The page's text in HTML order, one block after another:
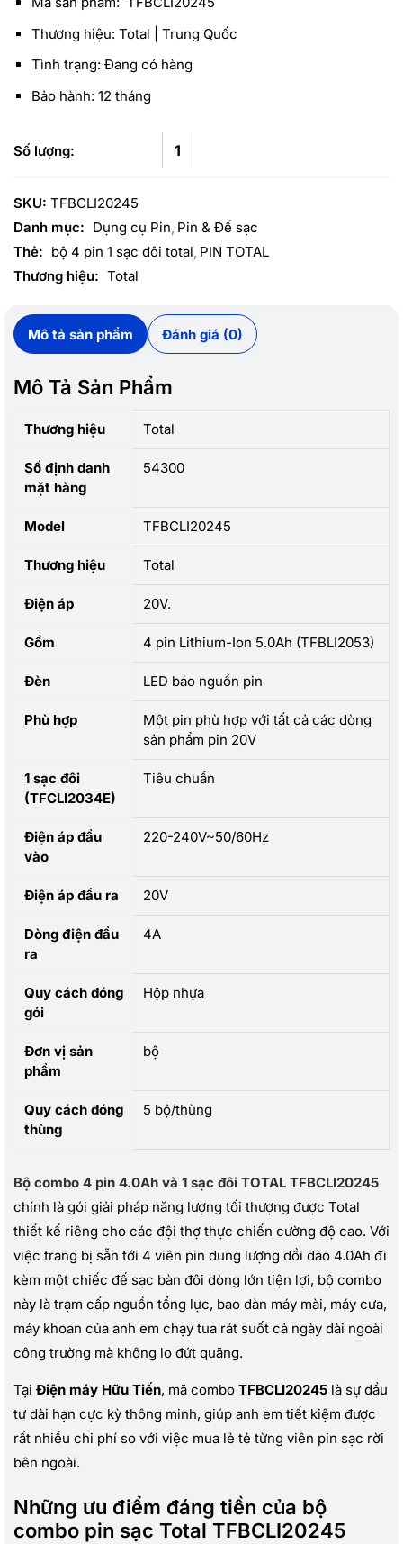
Thương hiệu: Total | Trung Quốc
Tình trạng: Đang có hàng
Bảo hành: 12 tháng
SKU: TFBCLI20245
Danh mục: Dụng cụ Pin Pin & Đế sạc
Thẻ: bộ 4 pin 1 sạc đôi total PIN TOTAL
Thương hiệu: Total
Mô tả sản phẩm Đánh giá (0)
Mô Tả Sản Phẩm
Thương hiệu Total
Số định danh
mặt hàng
54300
Model TFBCLI20245
Thương hiệu Total
Điện áp 20V.
Gồm 4 pin Lithium-Ion 5.0Ah (TFBLI2053)
Đèn LED báo nguồn pin
Phù hợp
Một pin phù hợp với tất cả các dòng
sản phẩm pin 20V
1 sạc đôi
(TFCLI2034E)
Tiêu chuẩn
Điện áp đầu
vào
220-240V~50/60Hz
Điện áp đầu ra 20V
Dòng điện đầu
ra
4A
Quy cách đóng
gói
Hộp nhựa
Đơn vị sản
phẩm
bộ
Quy cách đóng
thùng
5 bộ/thùng
Bộ combo 4 pin 4.0Ah và 1 sạc đôi TOTAL TFBCLI20245
chính là gói giải pháp năng lượng tối thượng được Total
thiết kế riêng cho các đội thợ thực chiến cường độ cao. Với
việc trang bị sẵn tới 4 viên pin dung lượng dồi dào 4.0Ah đi
kèm một chiếc đế sạc bàn đôi dòng lớn tiện lợi, bộ combo
này là trạm cấp nguồn tổng lực, bao dàn máy mài, máy cưa,
máy khoan của anh em chạy tua rát suốt cả ngày dài ngoài
công trường mà không lo đứt quãng.
Tại Điện máy Hữu Tiến, mã combo TFBCLI20245 là sự đầu
tư dài hạn cực kỳ thông minh, giúp anh em tiết kiệm được
rất nhiều chi phí so với việc mua lẻ tẻ từng viên pin sạc rời
bên ngoài.
Những ưu điểm đáng tiền của bộ
combo pin sạc Total TFBCLI20245